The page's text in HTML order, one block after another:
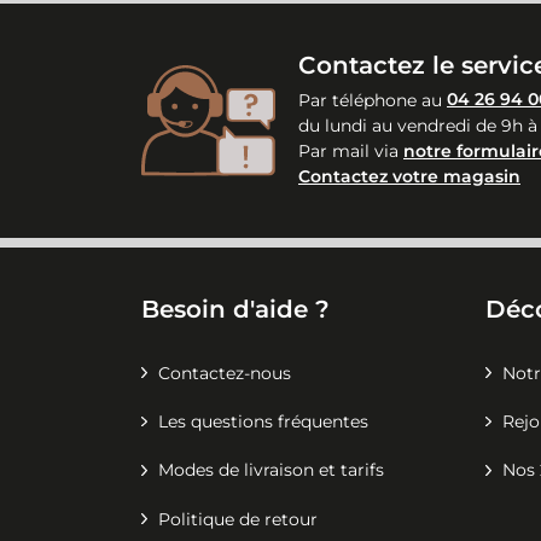
Contactez le
Par téléphone au 04 26 94
du lundi au vendredi de 9h à
Par mail via notre
Contactez votre magasin
Besoin d'aide ?
Contactez-nous
Les questions fréquentes
Modes de livraison et tarifs
Politique de retour
Nos